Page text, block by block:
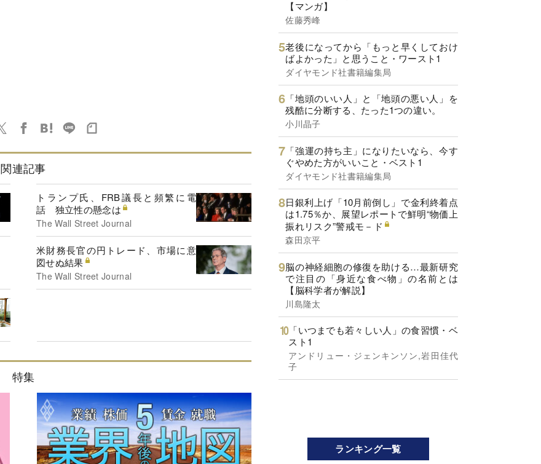
関連記事
トランプ氏、FRB議長と頻繁に電
話 独立性の懸念は
The Wall Street Journal
米財務長官の円トレード、市場に意
図せぬ結果
The Wall Street Journal
特集
【マンガ】
佐藤秀峰
老後になってから「もっと早くしておけ
ばよかった」と思うこと・ワースト1
ダイヤモンド社書籍編集局
「地頭のいい人」と「地頭の悪い人」を
残酷に分断する、たった1つの違い。
小川晶子
「強運の持ち主」になりたいなら、今す
ぐやめた方がいいこと・ベスト1
ダイヤモンド社書籍編集局
日銀利上げ「10月前倒し」で金利終着点
は1.75％か、展望レポートで鮮明“物価上
振れリスク”警戒モ－ド
森田京平
脳の神経細胞の修復を助ける…最新研究
で注目の「身近な食べ物」の名前とは
【脳科学者が解説】
川島隆太
「いつまでも若々しい人」の食習慣・ベ
スト1
アンドリュー・ジェンキンソン,岩田佳代
子
ランキング一覧